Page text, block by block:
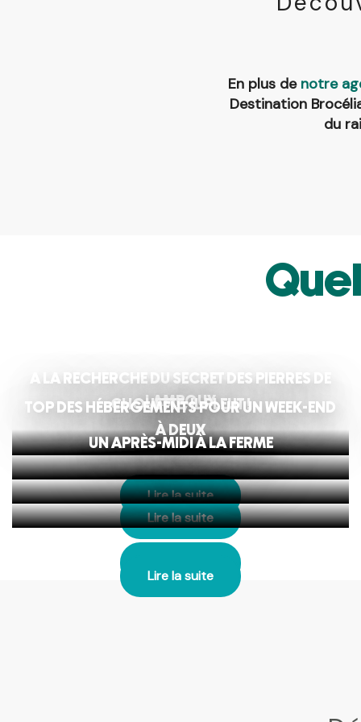
En plus de notre
Destination
du
A LA RECHERCHE DU SECRET DES PIERRES DE
LAMPOUY
Lire la suite
CHOUETTE, IL PLEUT !
Lire la suite
TOP DES HÉBERGEMENTS POUR UN WEEK-END
À DEUX
UN APRÈS-MIDI À LA FERME
Lire la suite